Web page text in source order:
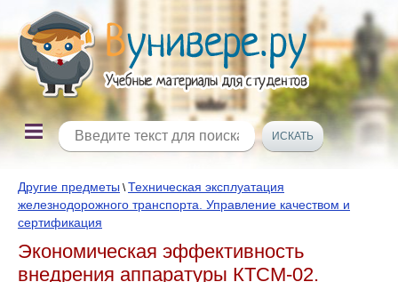
Другие предметы \Техническая эксплуатация
железнодорожного транспорта. Управление качеством и
сертификация
Экономическая эффективность
внедрения аппаратуры КТСМ-02.